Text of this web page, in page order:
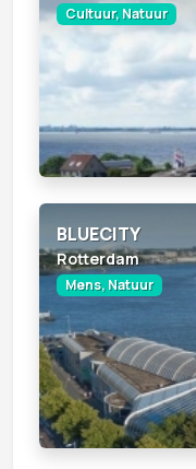
Cultuur, Natuur
BLUECITY
Rotterdam
Mens, Natuur